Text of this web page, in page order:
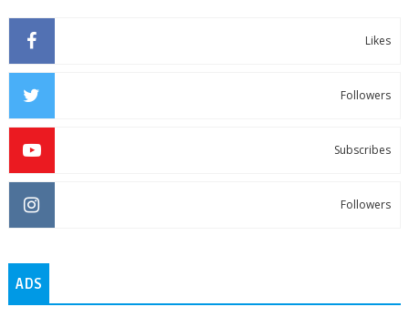
Likes
Followers
Subscribes
Followers
ADS